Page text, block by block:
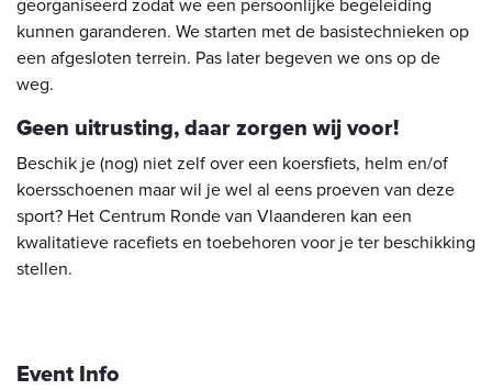
georganiseerd zodat we een persoonlijke begeleiding
kunnen garanderen. We starten met de basistechnieken op
een afgesloten terrein. Pas later begeven we ons op de
weg.
Geen uitrusting, daar zorgen wij voor!
Beschik je (nog) niet zelf over een koersfiets, helm en/of
koersschoenen maar wil je wel al eens proeven van deze
sport? Het Centrum Ronde van Vlaanderen kan een
kwalitatieve racefiets en toebehoren voor je ter beschikking
stellen.
Event Info